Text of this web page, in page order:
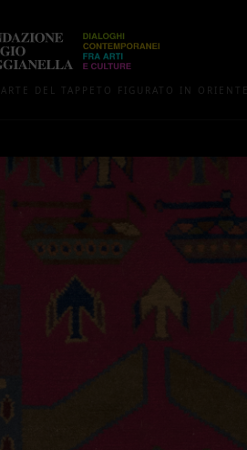
ARTE DEL TAPPETO FIGURATO IN ORIENTE